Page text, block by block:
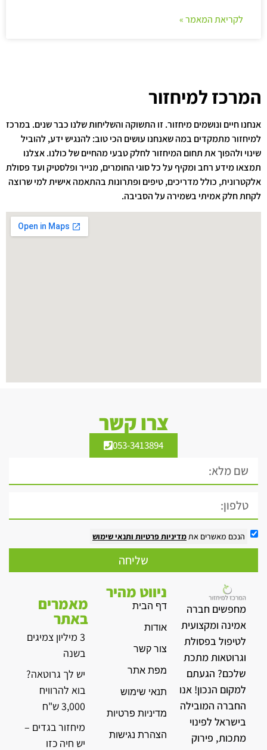
לקריאת המאמר »
המרכז למיחזור
אנחנו חיים ונושמים מיחזור. זו התשוקה והשליחות שלנו כבר שנים. במרכז
למיחזור מתמקדים במה שאנחנו עושים הכי טוב: להנגיש ידע, להוביל
שינוי ולהפוך את תחום המיחזור לחלק טבעי מהחיים של כולנו. אצלנו
תמצאו מידע רחב ומקיף על כל סוגי החומרים, מנייר ופלסטיק ועד פסולת
אלקטרונית, כולל מדריכים, טיפים ופתרונות בהתאמה אישית למי שרוצה
לקחת חלק אמיתי בשמירה על הסביבה.
צרו קשר
053-3413894
הנכם מאשרים אתמדיניות פרטיות ותנאי שימוש
שליחה
מחפשים חברה
אמינה ומקצועית
לטיפול בפסולת
וגרוטאות מתכת
שלכם? הגעתם
למקום הנכון! אנו
החברה המובילה
בישראל לפינוי
מתכות, פירוק
ניווט מהיר
דף הבית
אודות
צור קשר
מפת אתר
תנאי שימוש
מדיניות פרטיות
הצהרת נגישות
מאמרים
באתר
3 מיליון צמיגים
בשנה
יש לך גרוטאה?
בוא להרוויח
3,000 ש"ח
מיחזור בגדים –
יש חיה כזו